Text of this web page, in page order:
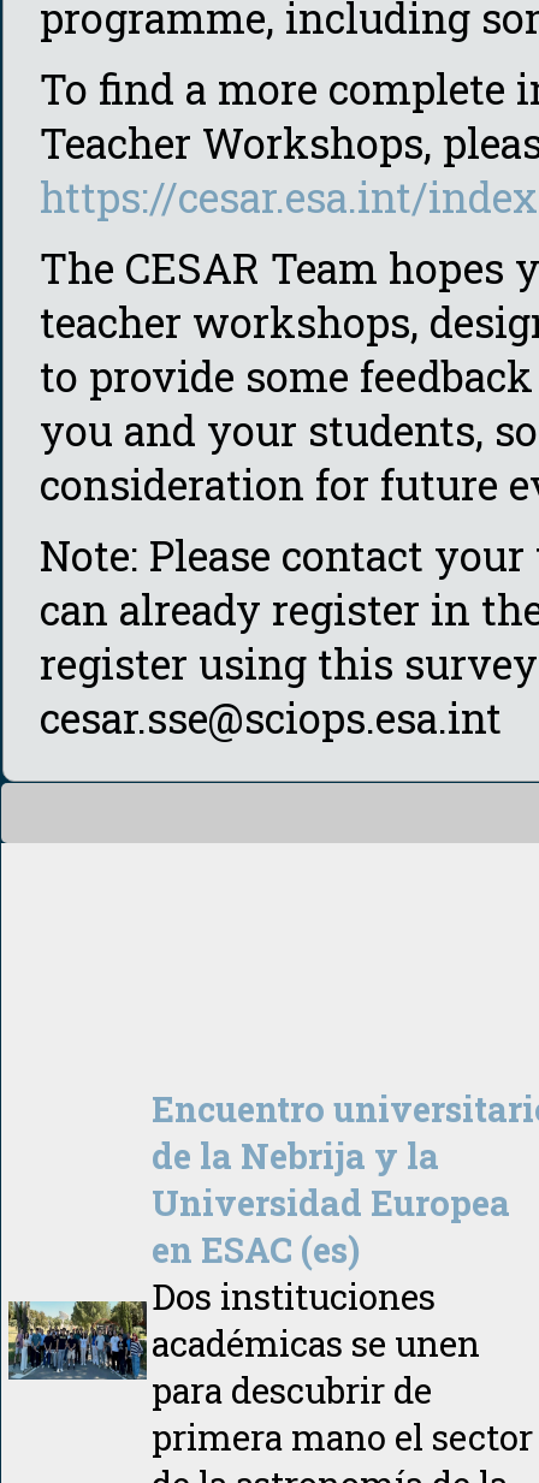
programme, including
To find a more complete
Teacher Workshops,
https://cesar.esa.int/
The CESAR Team
teacher workshops,
to provide some
you and your students,
consideration for future
Note: Please contact
can already register in
register using this
cesar.sse@sciops.esa.int
Encuentro
de la Nebrija y la
Universidad Europea
en ESAC (es)
Dos instituciones
académicas se unen
para descubrir de
primera mano el sector